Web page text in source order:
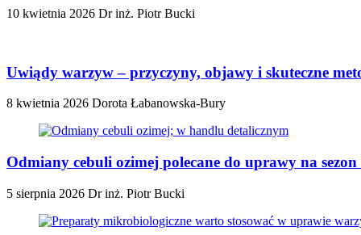
10 kwietnia 2026 Dr inż. Piotr Bucki
Uwiądy warzyw – przyczyny, objawy i skuteczne
8 kwietnia 2026 Dorota Łabanowska-Bury
Odmiany cebuli ozimej polecane do uprawy na
5 sierpnia 2026 Dr inż. Piotr Bucki